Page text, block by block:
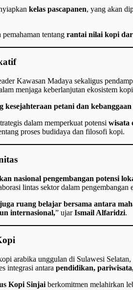
kelas pascapanen, yang akan
tentang rantai nilai kopi
Kawasan Madaya sekaligus
menjaga keberlanjutan ekosistem
kesejahteraan petani dan
dalam memperkuat potensi wisata
proses budidaya dan filosofi kopi.
nasional pengembangan potensi
lintas sektor dalam pengembangan
ruang belajar bersama antara
internasional,” ujarIsmail Alfaridzi.
arabika unggulan di Sulawesi
integrasi antara pendidikan,
Kopi Sinjai berkomitmen melahirkan